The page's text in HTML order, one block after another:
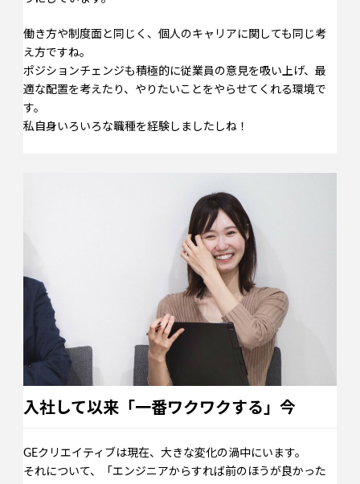
働き方や制度面と同じく、個人のキャリアに関しても同じ考
え方ですね。
ポジションチェンジも積極的に従業員の意見を吸い上げ、最
適な配置を考えたり、やりたいことをやらせてくれる環境で
す。
私自身いろいろな職種を経験しましたしね！
入社して以来「一番ワクワクする」今
GEクリエイティブは現在、大きな変化の渦中にいます。
それについて、「エンジニアからすれば前のほうが良かった